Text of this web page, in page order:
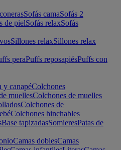
Sofás camaSofás 2
de pielSofás relaxSofás
Sillones relaxSillones relax
peraPuffs reposapiésPuffs con
y canapéColchones
muellesColchones de muelles
Colchones de
Colchones hinchables
Base tapizadasSomieresPatas de
Camas doblesCamas